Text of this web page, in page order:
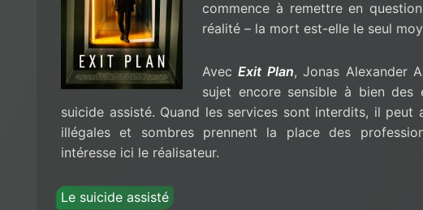
commence à remettre en
réalité – la mort est-elle le seul
AvecExit Plan, Jonas Alexander
sujet encore sensible à bien
suicide assisté. Quand les services sont interdits, il peut
illégales et sombres prennent la place des
intéresse ici le réalisateur.
Le suicide assisté